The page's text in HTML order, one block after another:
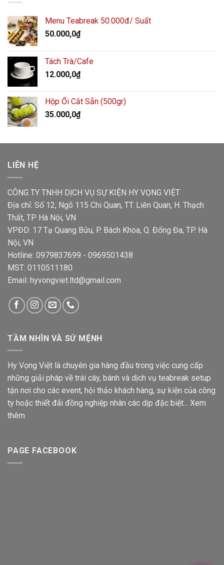
Menu Teabreak 50.000đ/ Suất
50.000,0₫
Tách Trà/Cafe
12.000,0₫
Hộp Ổi Cắt Sẵn (500gr)
35.000,0₫
LIÊN HỆ
CÔNG TY TNHH DỊCH VỤ SỰ KIỆN HY VỌNG VIỆT
Địa chỉ: Số 12, Ngõ 115 Chi Quan, TT. Liên Quan, H. Thạch
Thất, TP Hà Nội, VN
VPĐD: 17 Tạ Quang Bửu, P. Bách Khoa, Q. Đống Đa, TP. Hà
Nội, VN
Hotline: 0979837699 - 0969501438
MST: 0110511180
Email: hyvongviet.ltd@gmail.com
TẦM NHÌN VÀ SỨ MỆNH
Hy Vọng Việt là chuyên gia hàng đầu trong việc cung cấp
những giải pháp về trái cây, bánh và dịch vụ teabreak setup
tận nơi cho các event, hội thảo khách hàng, sự kiện của công
ty hoặc thiết đãi đồng nghiệp nhân các dịp đặc biệt... Xem
thêm
PAGE FACEBOOK